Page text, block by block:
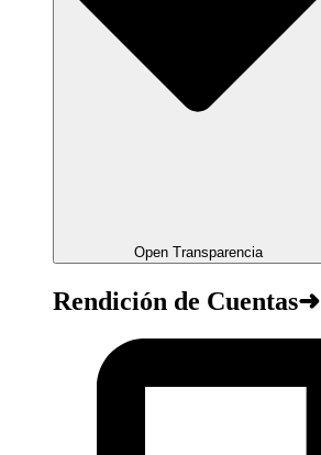
Open Transparencia
Rendición de Cuentas➜